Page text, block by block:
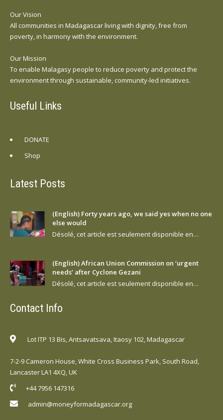
Our Vision
All communities in Madagascar living with dignity, free from
poverty, in harmony with the environment.
Our Mission
To enable Malagasy people to reduce poverty and protect the
environment through sustainable, community-led initiatives.
Useful Links
DONATE
Shop
Latest Posts
(English) Forty years ago, we said yes when no one
else would
Désolé, cet article est seulement disponible en…
(English) African Union Commission on ‘urgent
needs’ after Cyclone Gezani
Désolé, cet article est seulement disponible en…
Contact Info
Lot ITP 13 Bis, Antsavatsava, Itaosy 102, Madagascar
7-2-9 Cameron House, White Cross Business Park, South Road,
Lancaster LA1 4XQ, UK
+44 7956 147316
admin@moneyformadagascar.org